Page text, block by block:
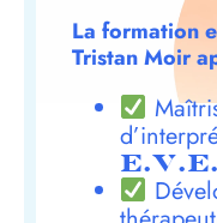
La formation
Tristan Moir